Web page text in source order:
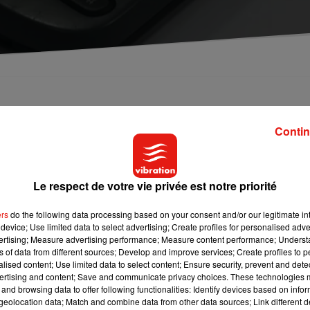
anciens téléphones portables.
hors de prix. On se’dit qu’avoir un téléphone en ce
portables
au fin fond de leurs tiroirs. Un conseil : ne
un dépôt-vente. En effet, ces commerces peuvent les
d’euros. Cela concerne aussi bien les mobiles de milieu
veut changer, on peut essayer de les revendre sur des
Le respect de votre vie privée est notre priorité
do the following data processing based on your consent and/or our legitimate
Use limited data to select advertising; Create profiles for personalised
Measure advertising performance; Measure content performance;
of data from different sources; Develop and improve services; Create profiles to
content; Use limited data to select content; Ensure security, prevent and
and content; Save and communicate privacy choices. These technologies
browsing data to offer following functionalities: Identify devices based on
data; Match and combine data from other data sources; Link different